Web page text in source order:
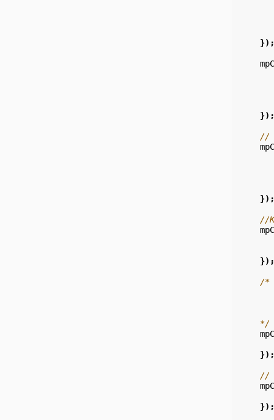
});
});
//
});
//
});
/*
    */
});
//
});